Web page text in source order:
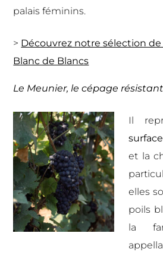
palais féminins.
> Découvrez notre sélection
Blanc de Blancs
Le Meunier, le cépage résistant
Il
et la
elles
poils
la